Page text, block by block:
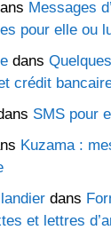
Messages
pour elle ou
dans
crédit
SMS pour
Kuzama :
dans
et lettres